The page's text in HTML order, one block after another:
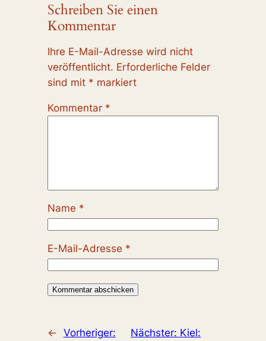
Schreiben Sie einen
Kommentar
Ihre E-Mail-Adresse wird nicht
veröffentlicht. Erforderliche Felder
sind mit * markiert
Kommentar *
Name *
E-Mail-Adresse *
← Vorheriger:
Nächster: Kiel: